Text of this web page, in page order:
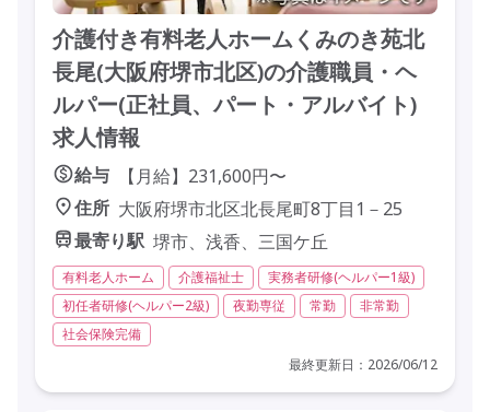
介護付き有料老人ホームくみのき苑北
長尾(大阪府堺市北区)の介護職員・ヘ
ルパー(正社員、パート・アルバイト)
求人情報
給与
【月給】231,600円〜
住所 大阪府堺市北区北長尾町8丁目1－25
最寄り駅 堺市、浅香、三国ケ丘
有料老人ホーム 介護福祉士
実務者研修(ヘルパー1級)
初任者研修(ヘルパー2級)
夜勤専従 常勤
非常勤
社会保険完備
最終更新日：2026/06/12